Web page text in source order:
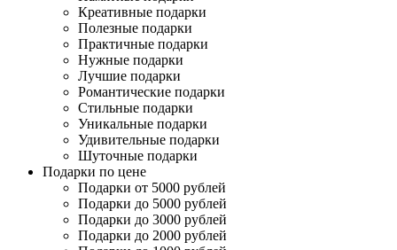
Креативные подарки
Полезные подарки
Практичные подарки
Нужные подарки
Лучшие подарки
Романтические подарки
Стильные подарки
Уникальные подарки
Удивительные подарки
Шуточные подарки
Подарки по цене
Подарки от 5000 рублей
Подарки до 5000 рублей
Подарки до 3000 рублей
Подарки до 2000 рублей